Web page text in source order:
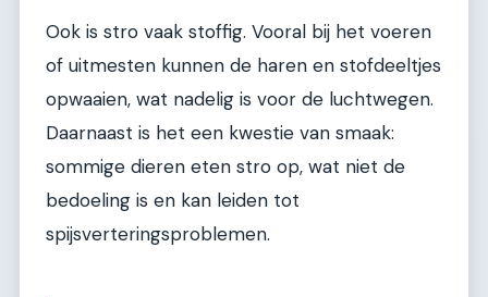
Ook is stro vaak stoffig. Vooral bij het voeren
of uitmesten kunnen de haren en stofdeeltjes
opwaaien, wat nadelig is voor de luchtwegen.
Daarnaast is het een kwestie van smaak:
sommige dieren eten stro op, wat niet de
bedoeling is en kan leiden tot
spijsverteringsproblemen.